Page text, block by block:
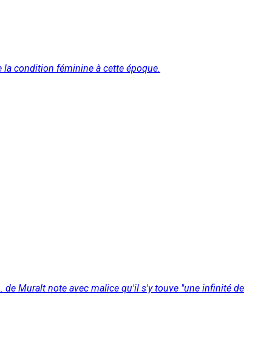
condition féminine à cette époque.
de Muralt note avec malice qu'il s'y touve "une infinité de